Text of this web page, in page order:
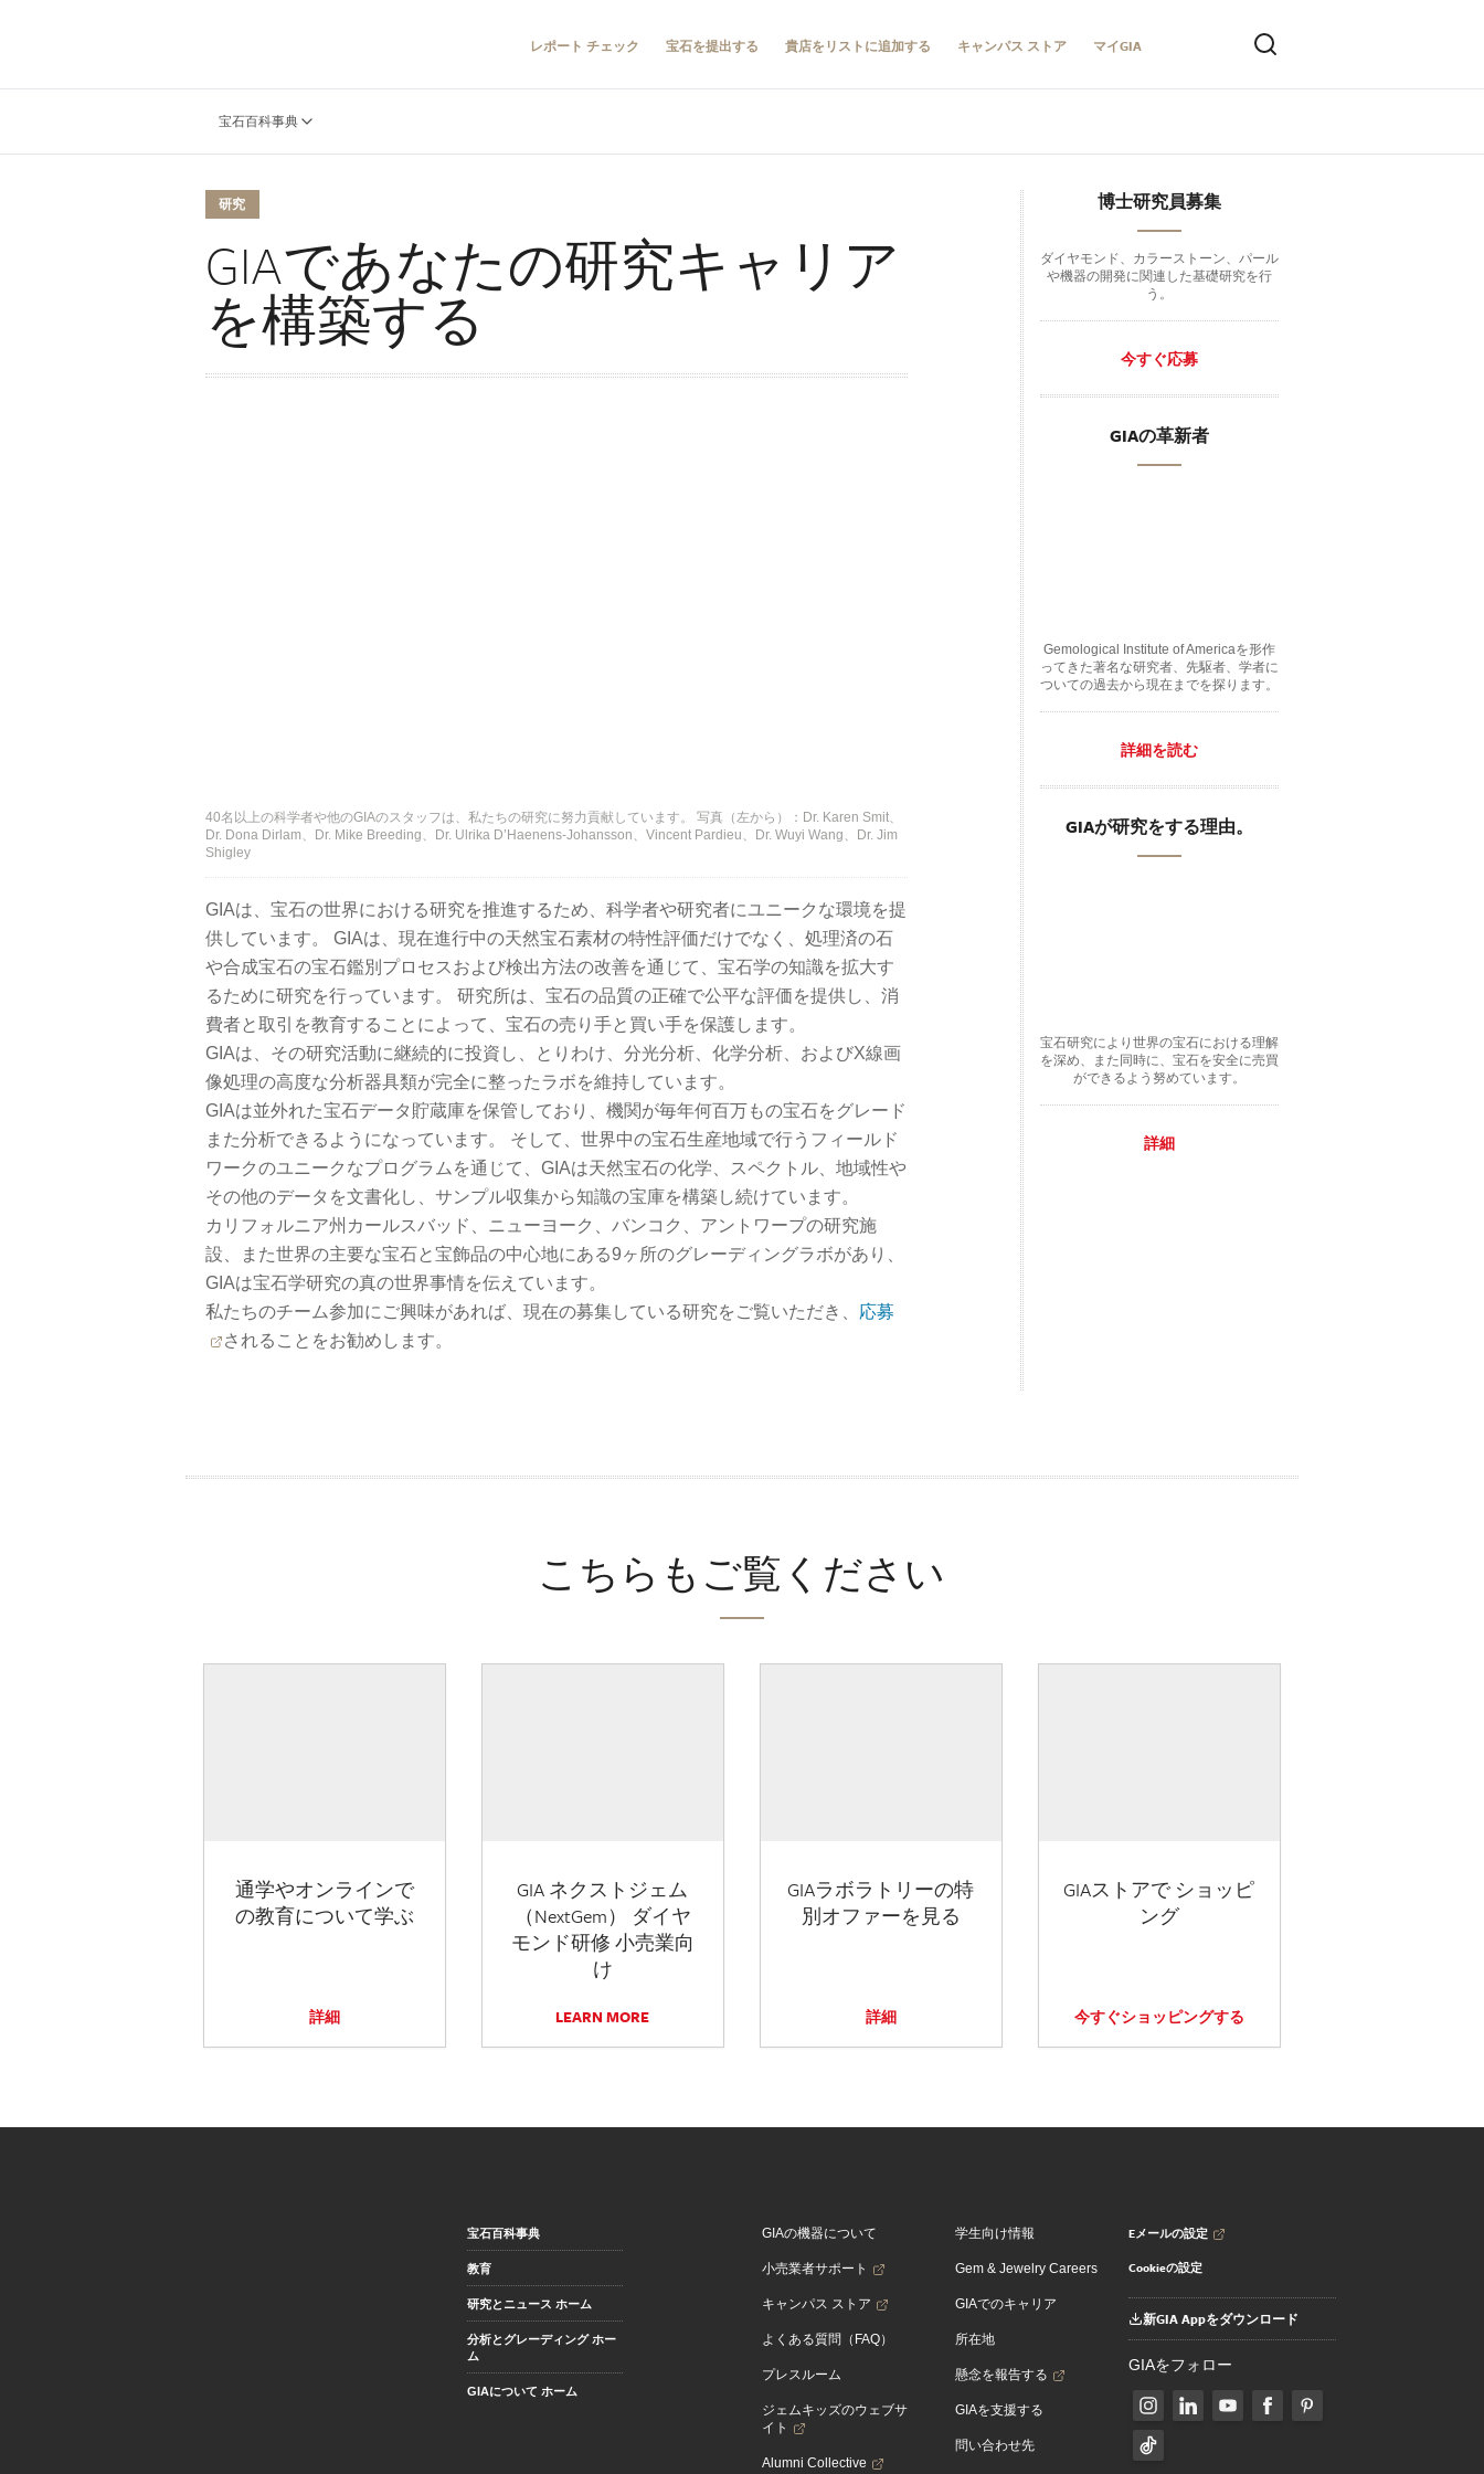
レポート チェック 宝石を提出する 貴店をリストに追加する キャンパス ストア マイGIA
宝石百科事典
研究
GIAであなたの研究キャリア
を構築する
40名以上の科学者や他のGIAのスタッフは、私たちの研究に努力貢献しています。 写真（左から）：Dr. Karen Smit、
Dr. Dona Dirlam、Dr. Mike Breeding、Dr. Ulrika D’Haenens-Johansson、Vincent Pardieu、Dr. Wuyi Wang、Dr. Jim
Shigley
GIAは、宝石の世界における研究を推進するため、科学者や研究者にユニークな環境を提
供しています。 GIAは、現在進行中の天然宝石素材の特性評価だけでなく、処理済の石
や合成宝石の宝石鑑別プロセスおよび検出方法の改善を通じて、宝石学の知識を拡大す
るために研究を行っています。 研究所は、宝石の品質の正確で公平な評価を提供し、消
費者と取引を教育することによって、宝石の売り手と買い手を保護します。
GIAは、その研究活動に継続的に投資し、とりわけ、分光分析、化学分析、およびX線画
像処理の高度な分析器具類が完全に整ったラボを維持しています。
GIAは並外れた宝石データ貯蔵庫を保管しており、機関が毎年何百万もの宝石をグレード
また分析できるようになっています。 そして、世界中の宝石生産地域で行うフィールド
ワークのユニークなプログラムを通じて、GIAは天然宝石の化学、スペクトル、地域性や
その他のデータを文書化し、サンプル収集から知識の宝庫を構築し続けています。
カリフォルニア州カールスバッド、ニューヨーク、バンコク、アントワープの研究施
設、また世界の主要な宝石と宝飾品の中心地にある9ヶ所のグレーディングラボがあり、
GIAは宝石学研究の真の世界事情を伝えています。
私たちのチーム参加にご興味があれば、現在の募集している研究をご覧いただき、 応募
されることをお勧めします。
博士研究員募集
ダイヤモンド、カラーストーン、パール
や機器の開発に関連した基礎研究を行
う。
今すぐ応募
GIAの革新者
Gemological Institute of Americaを形作
ってきた著名な研究者、先駆者、学者に
ついての過去から現在までを探ります。
詳細を読む
GIAが研究をする理由。
宝石研究により世界の宝石における理解
を深め、また同時に、宝石を安全に売買
ができるよう努めています。
詳細
こちらもご覧ください
通学やオンラインで
の教育について学ぶ
詳細
GIA ネクストジェム
（NextGem） ダイヤ
モンド研修 小売業向
け
LEARN MORE
GIAラボラトリーの特
別オファーを見る
詳細
GIAストアで ショッピ
ング
今すぐショッピングする
宝石百科事典
教育
研究とニュース ホーム
分析とグレーディング ホー
ム
GIAについて ホーム
GIAの機器について
小売業者サポート
キャンパス ストア
よくある質問（FAQ）
プレスルーム
ジェムキッズのウェブサ
イト
Alumni Collective
学生向け情報
Gem & Jewelry Careers
GIAでのキャリア
所在地
懸念を報告する
GIAを支援する
問い合わせ先
Eメールの設定
Cookieの設定
新GIA Appをダウンロード
GIAをフォロー